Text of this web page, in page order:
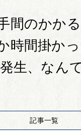
間のかか
時間掛か
生、なん
記事一覧